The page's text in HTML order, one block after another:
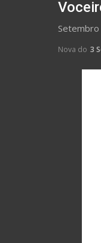
Setembro
Nova do 3